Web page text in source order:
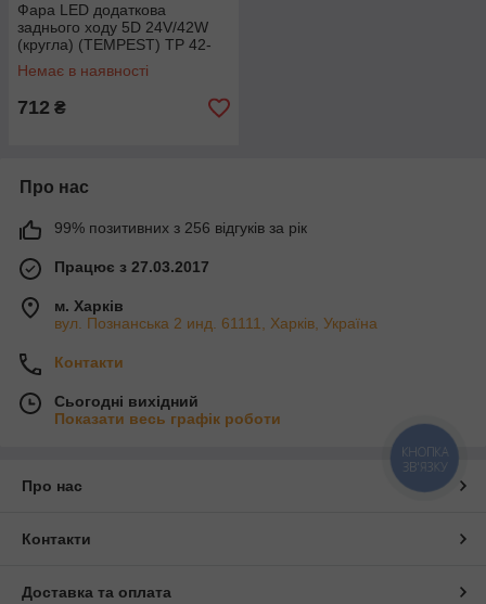
Фара LED додаткова
заднього ходу 5D 24V/42W
(кругла) (TEMPEST) TP 42-
5D-C3
Немає в наявності
712 ₴
Про нас
99% позитивних з 256 відгуків за рік
Працює з 27.03.2017
м. Харків
вул. Познанська 2 инд. 61111, Харків, Україна
Контакти
Сьогодні вихідний
Показати весь графік роботи
Про нас
Контакти
Доставка та оплата
КНОПКА
ЗВ'ЯЗКУ